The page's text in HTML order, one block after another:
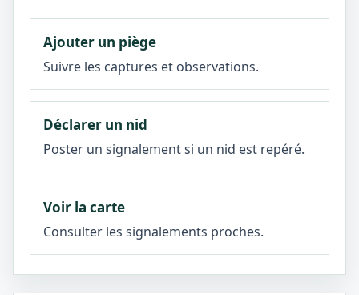
Ajouter un piège
Suivre les captures et observations.
Déclarer un nid
Poster un signalement si un nid est repéré.
Voir la carte
Consulter les signalements proches.